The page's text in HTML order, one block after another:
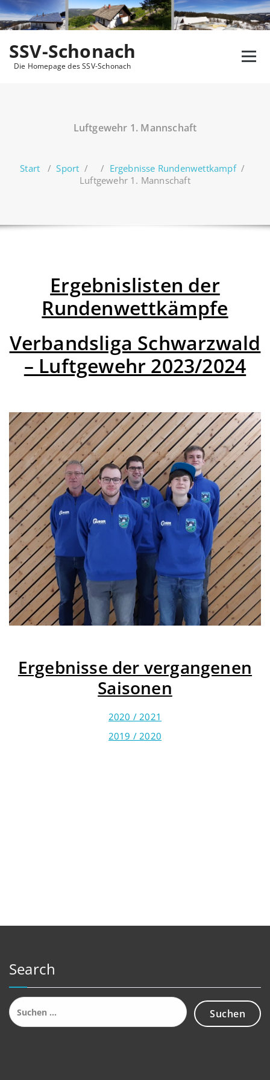
Zum
Inhalt
springen
SSV-Schonach
Die Homepage des SSV-Schonach
Luftgewehr 1. Mannschaft
Start /Sport / / Ergebnisse Rundenwettkampf/
Luftgewehr 1. Mannschaft
Ergebnislisten der
Rundenwettkämpfe
Verbandsliga Schwarzwald
– Luftgewehr 2023/2024
Ergebnisse der vergangenen
Saisonen
2020 / 2021
2019 / 2020
Search
Suchen
nach: